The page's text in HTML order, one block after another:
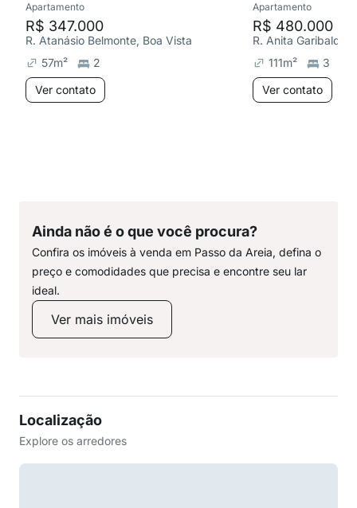
Apartamento
R$ 347.000
R. Atanásio Belmonte, Boa Vista
57m²
2
Ver contato
Apartamento
R$ 480.000
R. Anita Garibaldi,
111m²
3
Ver contato
Ainda não é o que você procura?
Confira os imóveis à venda em Passo da Areia, defina o
preço e comodidades que precisa e encontre seu lar
ideal.
Ver mais imóveis
Localização
Explore os arredores